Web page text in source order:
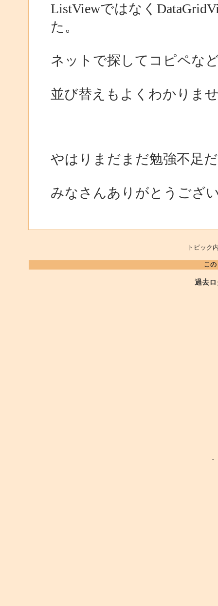
ListViewではなく
た。
ネットで探してコピペな
並び替えもよくわかりま
やはりまだまだ勉強不足
みなさんありがとうござ
トピッ
こ
過去